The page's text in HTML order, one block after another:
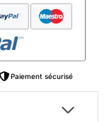
Paiement sécurisé